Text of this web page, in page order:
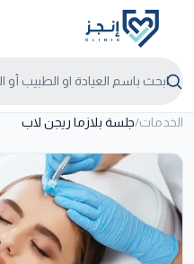
الخدمات/جلسة بلازما ريجن لاب